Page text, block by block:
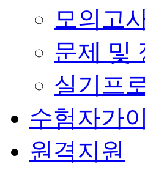
모의고
문제 및
실기프
수험자가
원격지원